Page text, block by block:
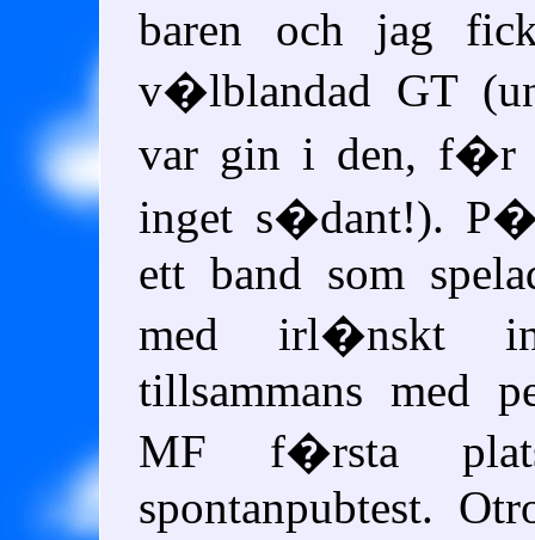
baren och jag
v�lblandad GT
var gin i den, f�r
inget s�dant!). P�
ett band som
med irl�nskt
tillsammans med
MF f�rsta
spontanpubtest.